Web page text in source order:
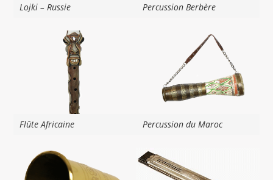
Lojki – Russie Percussion Berbère
Flûte Africaine Percussion du Maroc